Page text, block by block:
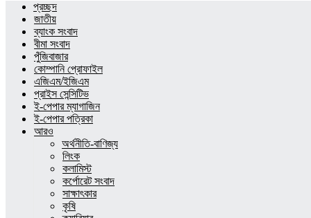
প্রচ্ছদ
জাতীয়
ব্যাংক সংবাদ
বীমা সংবাদ
পুঁজিবাজার
কোম্পানি প্রোফাইল
এজিএম/ইজিএম
প্রাইস সেন্সিটিভ
ই-পেপার ম্যাগাজিন
ই-পেপার পত্রিকা
আরও
অর্থনীতি-বাণিজ্য
লিংক
কলামিস্ট
কর্পোরেট সংবাদ
সাক্ষাৎকার
কৃষি